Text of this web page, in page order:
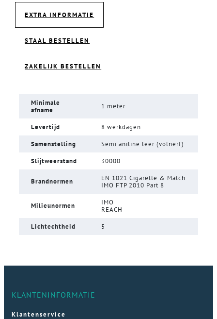
EXTRA INFORMATIE
STAAL BESTELLEN
ZAKELIJK BESTELLEN
Minimale
afname
1 meter
Levertijd 8 werkdagen
Samenstelling Semi aniline leer (volnerf)
Slijtweerstand 30000
Brandnormen
EN 1021 Cigarette & Match
IMO FTP 2010 Part 8
Milieunormen
IMO
REACH
Lichtechtheid 5
KLANTENINFORMATIE
Klantenservice